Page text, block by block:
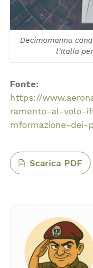
Decimomannu
l’Italia
Fonte:
https://
ramento-al-volo-
mformazione-
PDF Scarica PDF